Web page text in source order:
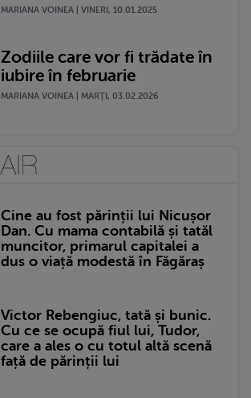
MARIANA VOINEA | VINERI, 10.01.2025
Zodiile care vor fi trădate în
iubire în februarie
MARIANA VOINEA | MARŢI, 03.02.2026
Cine au fost părinții lui Nicușor
Dan. Cu mama contabilă și tatăl
muncitor, primarul capitalei a
dus o viață modestă în Făgăraș
Victor Rebengiuc, tată și bunic.
Cu ce se ocupă fiul lui, Tudor,
care a ales o cu totul altă scenă
față de părinții lui